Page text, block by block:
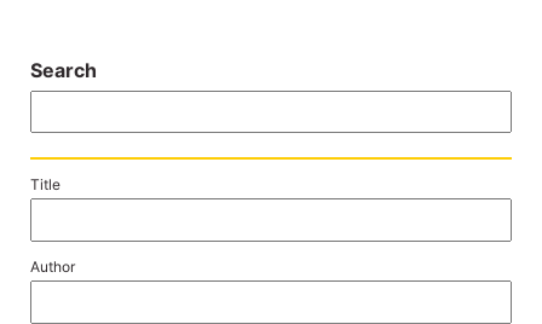
Search
Title
Author